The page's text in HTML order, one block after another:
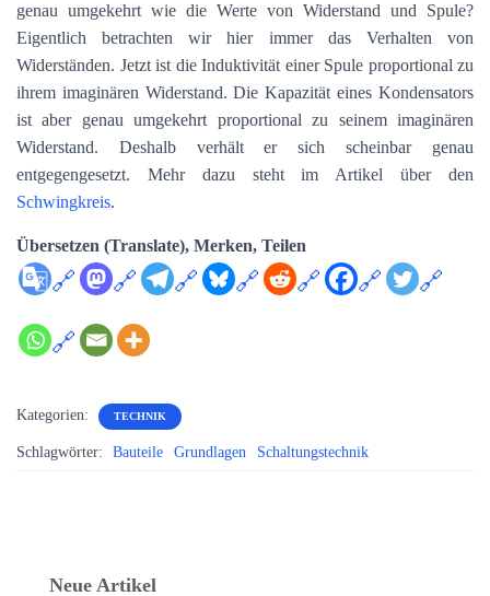
genau umgekehrt wie die Werte von Widerstand und Spule?
Eigentlich betrachten wir hier immer das Verhalten von
Widerständen. Jetzt ist die Induktivität einer Spule proportional zu
ihrem imaginären Widerstand. Die Kapazität eines Kondensators
ist aber genau umgekehrt proportional zu seinem imaginären
Widerstand. Deshalb verhält er sich scheinbar genau
entgegengesetzt. Mehr dazu steht im Artikel über den
Schwingkreis.
Übersetzen (Translate), Merken, Teilen
Kategorien: TECHNIK
Schlagwörter: Bauteile Grundlagen Schaltungstechnik
Neue Artikel